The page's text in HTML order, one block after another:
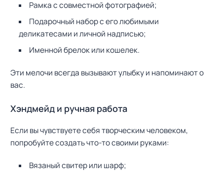
Рамка с совместной фотографией;
Подарочный набор с его любимыми
деликатесами и личной надписью;
Именной брелок или кошелек.
Эти мелочи всегда вызывают улыбку и напоминают о
вас.
Хэндмейд и ручная работа
Если вы чувствуете себя творческим человеком,
попробуйте создать что-то своими руками:
Вязаный свитер или шарф;